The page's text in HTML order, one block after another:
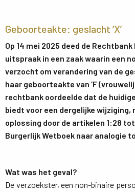
Geboorteakte: geslacht ‘X’
Op 14 mei 2025 deed de
uitspraak in een zaak waarin een
verzocht om verandering van de
haar geboorteakte van ‘F
rechtbank oordeelde dat de
biedt voor een dergelijke wijziging,
oplossing door de artikelen 1:28
Burgerlijk Wetboek naar analogie
Wat was het geval?
De verzoekster, een non-binaire